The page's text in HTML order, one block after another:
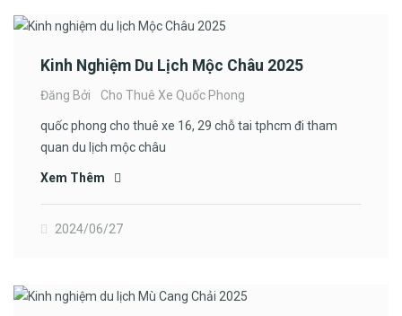
Kinh Nghiệm Du Lịch Mộc Châu 2025
Đăng Bởi Cho Thuê Xe Quốc Phong
quốc phong cho thuê xe 16, 29 chỗ tai tphcm đi tham
quan du lịch mộc châu
Xem Thêm
2024/06/27